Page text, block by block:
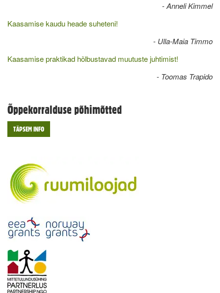
-Anneli Kimmel
Kaasamise kaudu heade suheteni!
- Ulla-Maia Timmo
Kaasamise praktikad hõlbustavad muutuste juhtimist!
- Toomas Trapido
Õppekorralduse põhimõtted
TÄPSEM INFO